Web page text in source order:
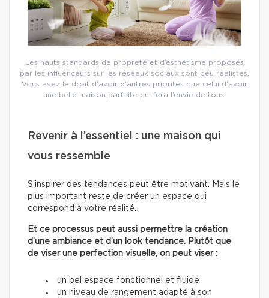
Les hauts standards de propreté et d’esthétisme proposés
par les influenceurs sur les réseaux sociaux sont peu réalistes.
Vous avez le droit d’avoir d’autres priorités que celui d’avoir
une belle maison parfaite qui fera l’envie de tous.
Revenir à l’essentiel : une maison qui
vous ressemble
S’inspirer des tendances peut être motivant. Mais le
plus important reste de créer un espace qui
correspond à votre réalité.
Et ce processus peut aussi permettre la création
d’une ambiance et d’un look tendance. Plutôt que
de viser une perfection visuelle, on peut viser :
un bel espace fonctionnel et fluide
un niveau de rangement adapté à son